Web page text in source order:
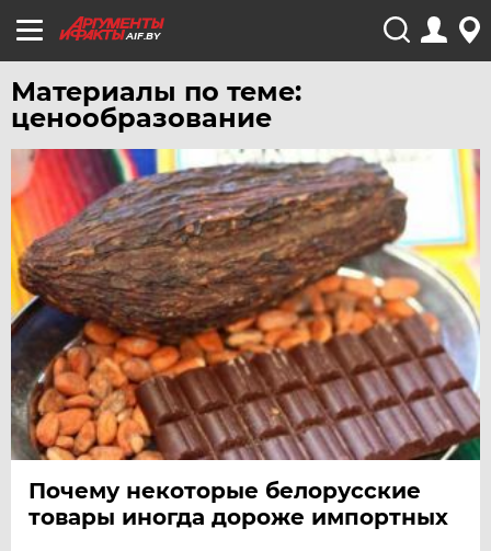
AIF.BY
Материалы по теме:
ценообразование
Почему некоторые белорусские
товары иногда дороже импортных